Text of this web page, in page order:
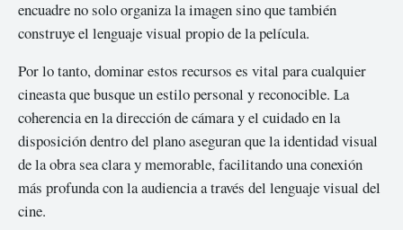
encuadre no solo organiza la imagen sino que también
construye el lenguaje visual propio de la película.
Por lo tanto, dominar estos recursos es vital para cualquier
cineasta que busque un estilo personal y reconocible. La
coherencia en la dirección de cámara y el cuidado en la
disposición dentro del plano aseguran que la identidad visual
de la obra sea clara y memorable, facilitando una conexión
más profunda con la audiencia a través del lenguaje visual del
cine.